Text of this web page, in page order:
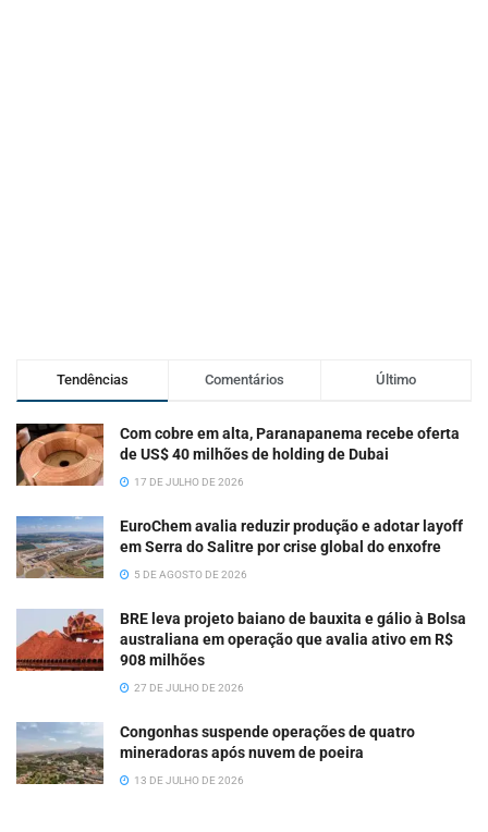
Tendências Comentários Último
Com cobre em alta, Paranapanema recebe oferta
de US$ 40 milhões de holding de Dubai
17 DE JULHO DE 2026
EuroChem avalia reduzir produção e adotar layoff
em Serra do Salitre por crise global do enxofre
5 DE AGOSTO DE 2026
BRE leva projeto baiano de bauxita e gálio à Bolsa
australiana em operação que avalia ativo em R$
908 milhões
27 DE JULHO DE 2026
Congonhas suspende operações de quatro
mineradoras após nuvem de poeira
13 DE JULHO DE 2026